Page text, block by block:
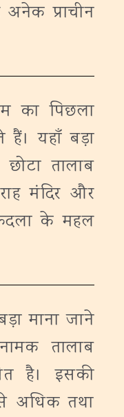
अनेक प्राचीन
का पिछला
हैं। यहाँ बड़ा
छोटा तालाब
मंदिर और
के महल
माना जाने
तालाब
है। इसकी
अधिक तथा